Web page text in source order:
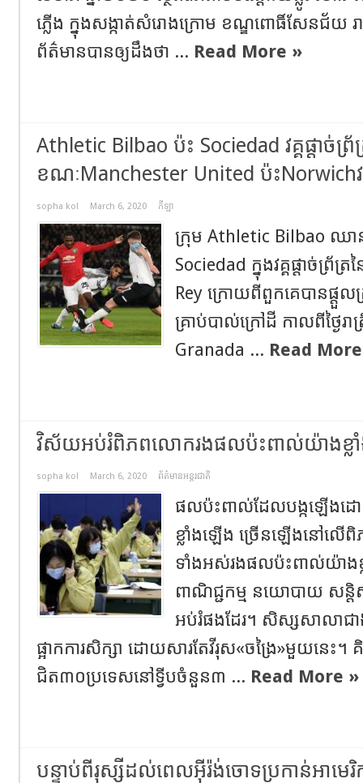
ភ្លើង ក្នុងសង្កាត់សំរោងក្រោម ខណ្ឌពោធិ៍សែនជ័យ រ
ព័ត៌មានបានឲ្យដឹងថា ... Read More »
Athletic Bilbao ប៉ះ Sociedad វគ្គផ្តាច់ព្
ខណៈManchester United ប៉ះNorwichវ
sopha kol March 6, 2020 កីឡា
ក្រុម Athletic Bilbao ឈា
Sociedad ក្នុងវគ្គផ្តាច់ព្រ័
Rey ក្រោយពីពួកគេបានផ្តួល
គ្រាប់បាល់ក្រៅដី កាលពីថ្ងៃរ
Granada ... Read
វិស័យអប់រំពិភពលោករងផលប៉ះពាល់យ៉ាងខ្ល
sopha kol March 6, 2020 ព័ត៌មានអន្តរជាតិ
ផលប៉ះពាល់ដែលបង្កឡើងដ
ខ្លាំងឡើង ច្រើនឡើងនៅល
ទាំងអស់​រងផលប៉ះពាល់យ៉ាងខ្ល
ពាណិជ្ជកម្ម នយោបាយ សន្
អប់រំផងដែរ។ សិស្សសាលាជ
ផ្អាកការសិក្សា​ ដោយសារតែ​វីរុស​«ចង្រៃ»មួយនេះ​
ជិត៣០ប្រទេស​នៅទ្វីបចំនួន​៣​ ... Read More »
បន្ទាប់ពីរុស្ស៊ី​ដល់ពេលអ៊ីរ៉ង់ចោទប្រកាន់អាមេរិ